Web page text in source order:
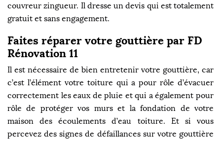
couvreur zingueur. Il dresse un devis qui est totalement
gratuit et sans engagement.
Faites réparer votre gouttière par FD
Rénovation 11
Il est nécessaire de bien entretenir votre gouttière, car
c’est l’élément votre toiture qui a pour rôle d’évacuer
correctement les eaux de pluie et qui a également pour
rôle de protéger vos murs et la fondation de votre
maison des écoulements d’eau toiture. Et si vous
percevez des signes de défaillances sur votre gouttière